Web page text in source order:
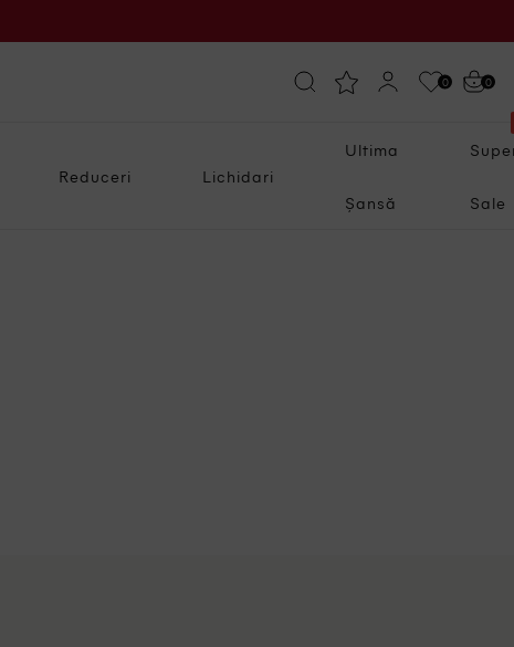
0 0
Reduceri Lichidari
Ultima
Șansă Sale